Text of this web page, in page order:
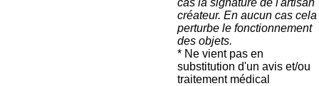
cas la signature de l'artisan
créateur. En aucun cas cela
perturbe le fonctionnement
des objets.
* Ne vient pas en
substitution d'un avis et/ou
traitement médical